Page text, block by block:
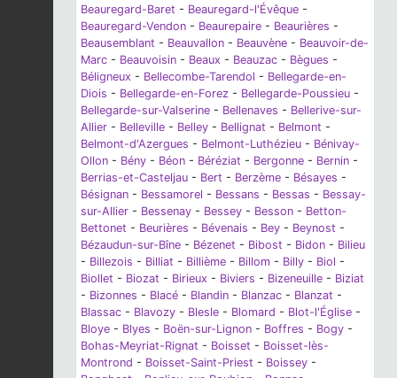
Beauregard-Baret - Beauregard-l'Évêque -
Beauregard-Vendon - Beaurepaire - Beaurières -
Beausemblant - Beauvallon - Beauvène - Beauvoir-de-
Marc - Beauvoisin - Beaux - Beauzac - Bègues -
Béligneux - Bellecombe-Tarendol - Bellegarde-en-
Diois - Bellegarde-en-Forez - Bellegarde-Poussieu -
Bellegarde-sur-Valserine - Bellenaves - Bellerive-sur-
Allier - Belleville - Belley - Bellignat - Belmont -
Belmont-d'Azergues - Belmont-Luthézieu - Bénivay-
Ollon - Bény - Béon - Béréziat - Bergonne - Bernin -
Berrias-et-Casteljau - Bert - Berzème - Bésayes -
Bésignan - Bessamorel - Bessans - Bessas - Bessay-
sur-Allier - Bessenay - Bessey - Besson - Betton-
Bettonet - Beurières - Bévenais - Bey - Beynost -
Bézaudun-sur-Bîne - Bézenet - Bibost - Bidon - Bilieu
- Billezois - Billiat - Billième - Billom - Billy - Biol -
Biollet - Biozat - Birieux - Biviers - Bizeneuille - Biziat
- Bizonnes - Blacé - Blandin - Blanzac - Blanzat -
Blassac - Blavozy - Blesle - Blomard - Blot-l'Église -
Bloye - Blyes - Boën-sur-Lignon - Boffres - Bogy -
Bohas-Meyriat-Rignat - Boisset - Boisset-lès-
Montrond - Boisset-Saint-Priest - Boissey -